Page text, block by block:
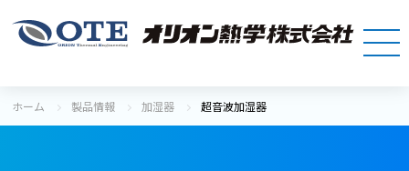
ホーム 製品情報 加湿器 超音波加湿器